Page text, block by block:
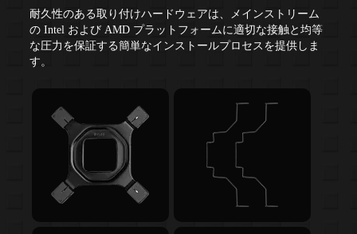
耐久性のある取り付けハードウェアは、メインストリーム
の Intel および AMD プラットフォームに適切な接触と均等
な圧力を保証する簡単なインストールプロセスを提供しま
す。